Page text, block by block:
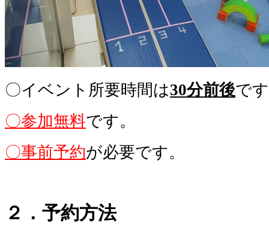
〇イベント所要時間は30分前後で
〇参加無料です。
〇事前予約が必要です。
２．予約方法